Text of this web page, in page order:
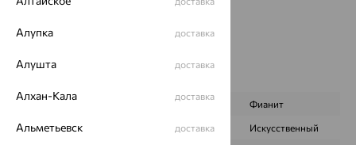
Бренд:INTALIA
Вес металла:
Наименование цвета вставки:
Голубой
Топаз Фианит
ПРОИСХОЖДЕНИЕ Натуральный Искусственный
Алупка доставка
Алушта доставка
Алхан-Кала доставка
Альметьевск доставка